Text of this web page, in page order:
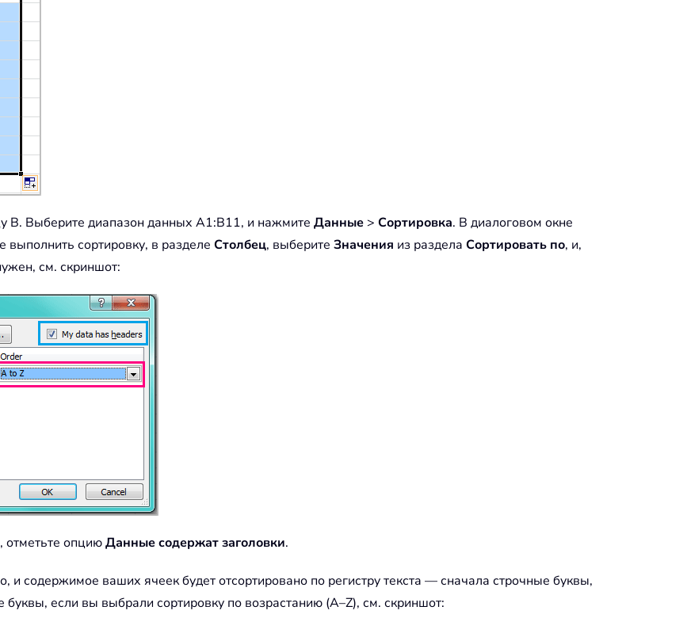
B. Выберите диапазон данных A1:B11, и нажмите Данные > Сортировка. В диалоговом окне
выполнить сортировку, в разделе Столбец, выберите Значения из раздела Сортировать по, и,
см. скриншот:
отметьте опциюДанные содержат заголовки.
и содержимое ваших ячеек будет отсортировано по регистру текста — сначала строчные буквы,
если вы выбрали сортировку по возрастанию (A–Z), см. скриншот: